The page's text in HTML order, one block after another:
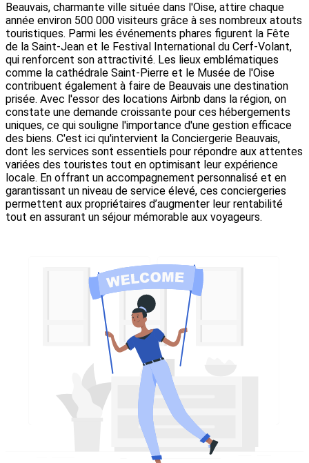
Beauvais, charmante ville située dans l'Oise, attire chaque
année environ 500 000 visiteurs grâce à ses nombreux atouts
touristiques. Parmi les événements phares figurent la Fête
de la Saint-Jean et le Festival International du Cerf-Volant,
qui renforcent son attractivité. Les lieux emblématiques
comme la cathédrale Saint-Pierre et le Musée de l'Oise
contribuent également à faire de Beauvais une destination
prisée. Avec l'essor des locations Airbnb dans la région, on
constate une demande croissante pour ces hébergements
uniques, ce qui souligne l'importance d'une gestion efficace
des biens. C'est ici qu'intervient la Conciergerie Beauvais,
dont les services sont essentiels pour répondre aux attentes
variées des touristes tout en optimisant leur expérience
locale. En offrant un accompagnement personnalisé et en
garantissant un niveau de service élevé, ces conciergeries
permettent aux propriétaires d’augmenter leur rentabilité
tout en assurant un séjour mémorable aux voyageurs.